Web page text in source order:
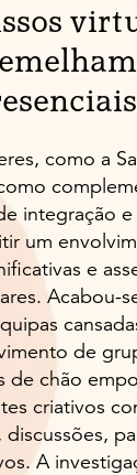
como a
integração
um
e
Acabou-
de
de chão
criativos
A